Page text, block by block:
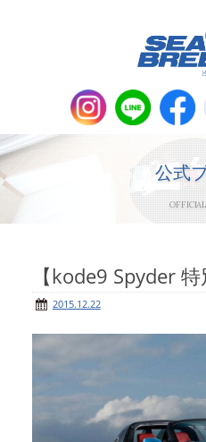
パーツ販売・アパレル商品
アクセスマップ
公式
【kode9 Spyder
2015.12.22